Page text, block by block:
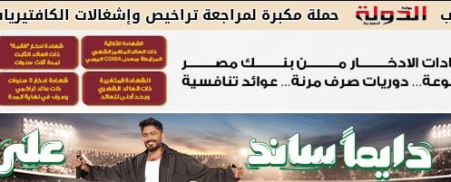
حملة مكبرة لمراجعة تراخيص وإشغالات الكافتيريات بمنطقة